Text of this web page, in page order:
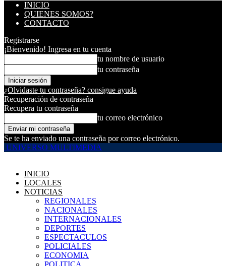
INICIO
QUIENES SOMOS?
CONTACTO
Registrarse
¡Bienvenido! Ingresa en tu cuenta
tu nombre de usuario
tu contraseña
¿Olvidaste tu contraseña? consigue ayuda
Recuperación de contraseña
Recupera tu contraseña
tu correo electrónico
Se te ha enviado una contraseña por correo electrónico.
UNIVERSO MULTIMEDIA
INICIO
LOCALES
NOTICIAS
REGIONALES
NACIONALES
INTERNACIONALES
DEPORTES
ESPECTACULOS
POLICIALES
ECONOMIA
POLITICA